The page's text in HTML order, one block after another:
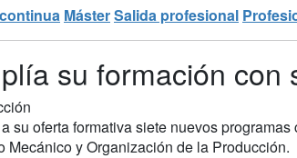
MásterSalida profesional
su formación con
su oferta formativa siete nuevos
Mecánico y Organización de la Producción.